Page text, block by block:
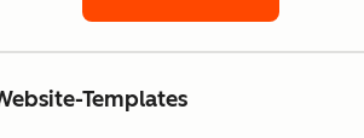
Templates